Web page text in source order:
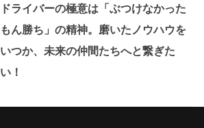
ドライバーの極意は「ぶつけなかった
もん勝ち」の精神。磨いたノウハウを
いつか、未来の仲間たちへと繋ぎた
い！